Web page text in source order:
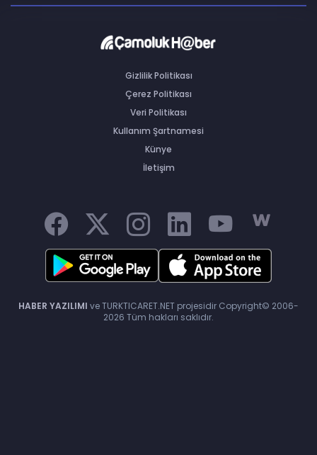
İstanbul'da çekilen araçlara yüksek
ceza kesiliyor
Trafik Çekici Kazası
Gizlilik Politikası
Çerez Politikası
Veri Politikası
Kullanım Şartnamesi
Künye
İletişim
HABER YAZILIMI ve TURKTICARET.NET projesidir Copyright© 2006-
2026 Tüm hakları saklıdır.